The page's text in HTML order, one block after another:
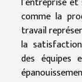
comme la
travail
la
des équipes